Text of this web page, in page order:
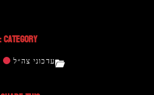
Category :
עדכוני צה״ל